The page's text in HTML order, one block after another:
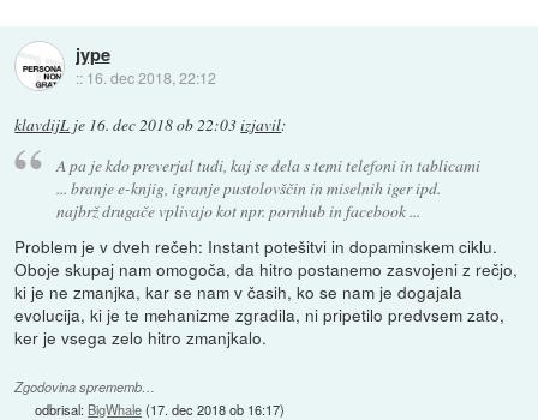
jype
:: 16. dec 2018, 22:12
klavdijL je 16. dec 2018 ob 22:03izjavil:
A pa je kdo preverjal tudi, kaj se dela s temi telefoni in tablicami
... branje e-knjig, igranje pustolovščin in miselnih iger ipd.
najbrž drugače vplivajo kot npr. pornhub in facebook ...
Problem je v dveh rečeh: Instant potešitvi in dopaminskem ciklu.
Oboje skupaj nam omogoča, da hitro postanemo zasvojeni z rečjo,
ki je ne zmanjka, kar se nam v časih, ko se nam je dogajala
evolucija, ki je te mehanizme zgradila, ni pripetilo predvsem zato,
ker je vsega zelo hitro zmanjkalo.
Zgodovina sprememb…
odbrisal: BigWhale(17. dec 2018 ob 16:17)